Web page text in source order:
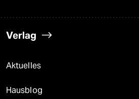
Verlag
Aktuelles
Hausblog